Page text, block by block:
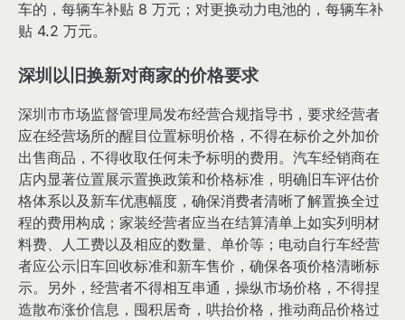
车的，每辆车补贴 8 万元；对更换动力电池的，每辆车补
贴 4.2 万元。
深圳以旧换新对商家的价格要求
深圳市市场监督管理局发布经营合规指导书，要求经营者
应在经营场所的醒目位置标明价格，不得在标价之外加价
出售商品，不得收取任何未予标明的费用。汽车经销商在
店内显著位置展示置换政策和价格标准，明确旧车评估价
格体系以及新车优惠幅度，确保消费者清晰了解置换全过
程的费用构成；家装经营者应当在结算清单上如实列明材
料费、人工费以及相应的数量、单价等；电动自行车经营
者应公示旧车回收标准和新车售价，确保各项价格清晰标
示。另外，经营者不得相互串通，操纵市场价格，不得捏
造散布涨价信息，囤积居奇，哄抬价格，推动商品价格过